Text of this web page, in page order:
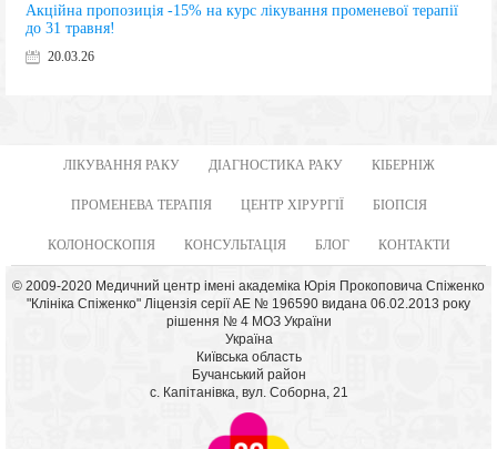
Акційна пропозиція -15% на курс лікування променевої терапії
до 31 травня!
20.03.26
ЛІКУВАННЯ РАКУ ДІАГНОСТИКА РАКУ КІБЕРНІЖ
ПРОМЕНЕВА ТЕРАПІЯ ЦЕНТР ХІРУРГІЇ БІОПСІЯ
КОЛОНОСКОПІЯ КОНСУЛЬТАЦІЯ БЛОГ КОНТАКТИ
© 2009-2020 Медичний центр імені академіка Юрія Прокоповича Спіженко
"Клініка Спіженко" Ліцензія серії АЕ № 196590 видана 06.02.2013 року
рішення № 4 МОЗ України
Україна
Київська область
Бучанський район
с. Капітанівка, вул. Соборна, 21